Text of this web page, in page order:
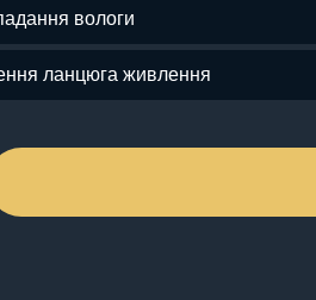
вологи
ланцюга живлення